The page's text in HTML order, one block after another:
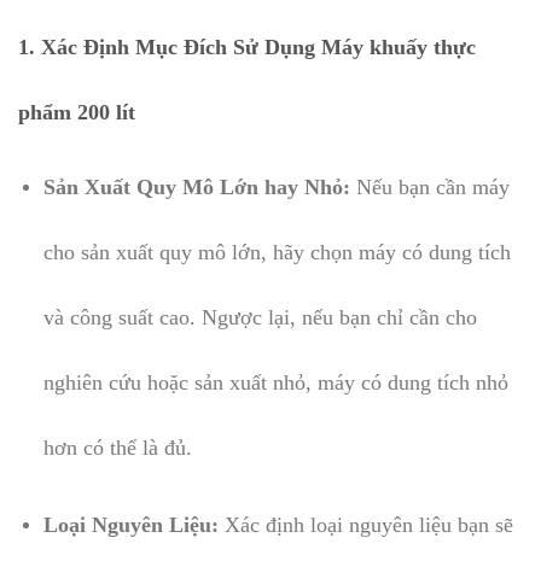
1. Xác Định Mục Đích Sử Dụng Máy khuấy thực
phẩm 200 lít
Sản Xuất Quy Mô Lớn hay Nhỏ: Nếu bạn cần máy
cho sản xuất quy mô lớn, hãy chọn máy có dung tích
và công suất cao. Ngược lại, nếu bạn chỉ cần cho
nghiên cứu hoặc sản xuất nhỏ, máy có dung tích nhỏ
hơn có thể là đủ.
Loại Nguyên Liệu: Xác định loại nguyên liệu bạn sẽ